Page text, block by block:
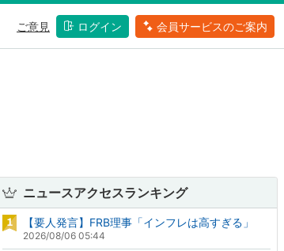
ご意見 ログイン 会員サービスのご案内
ニュースアクセスランキング
【要人発言】FRB理事「インフレは高すぎる」
2026/08/06 05:44